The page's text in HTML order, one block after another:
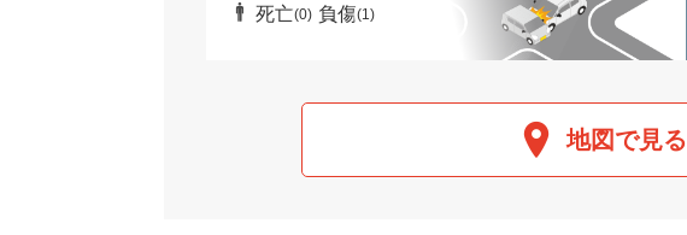
死亡(0) 負傷(1)
地図で見る